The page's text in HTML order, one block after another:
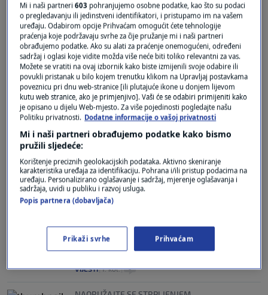
Oglas
PROMETNA TRAKA BLOKIRANA
Prometni kolaps na jugu Dalmacije. Na
granici se čeka do 10 sati: Aktiviran Stožer
civilne zaštite
VIJESTI|2. kol.| 9
NAORUŽAJTE SE STRPLJENJEM
Od jutra gužve na autocestama: HAK
objavio kakvo je stanje
VIJESTI| 2. kol.
Kaos na cestama i granicama:
Kilometarske kolone, višesatna čekanja,
VIJESTI|1. kol.| 0
Mi i naši partneri603 pohranjujemo osobne podatke, kao što su podaci
o pregledavanju ili jedinstveni identifikatori, i pristupamo im na vašem
uređaju. Odabirom opcije Prihvaćam omogućit ćete tehnologije
praćenja koje podržavaju svrhe za čije pružanje mi i naši partneri
obrađujemo podatke. Ako su alati za praćenje onemogućeni, određeni
sadržaj i oglasi koje vidite možda više neće biti toliko relevantni za vas.
Možete se vratiti na ovaj izbornik kako biste izmijenili svoje odabire ili
povukli pristanak u bilo kojem trenutku klikom na Upravljaj postavkama
poveznicu pri dnu web-stranice [ili plutajuće ikone u donjem lijevom
kutu web stranice, ako je primjenjivo]. Vaši će se odabiri primijeniti kako
je opisano u dijelu Web-mjesto. Za više pojedinosti pogledajte našu
Politiku privatnosti. Dodatne informacije o vašoj privatnosti
Mi i naši partneri obrađujemo podatke kako bismo
pružili sljedeće:
Korištenje preciznih geolokacijskih podataka. Aktivno skeniranje
karakteristika uređaja za identifikaciju. Pohrana i/ili pristup podacima na
uređaju. Personalizirano oglašavanje i sadržaj, mjerenje oglašavanja i
sadržaja, uvidi u publiku i razvoj usluga.
Popis partnera (dobavljača)
Prikaži svrhe Prihvaćam